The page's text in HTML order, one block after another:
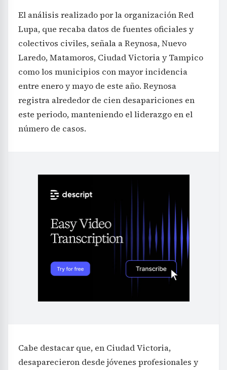
El análisis realizado por la organización Red
Lupa, que recaba datos de fuentes oficiales y
colectivos civiles, señala a Reynosa, Nuevo
Laredo, Matamoros, Ciudad Victoria y Tampico
como los municipios con mayor incidencia
entre enero y mayo de este año. Reynosa
registra alrededor de cien desapariciones en
este periodo, manteniendo el liderazgo en el
número de casos.
Cabe destacar que, en Ciudad Victoria,
desaparecieron desde jóvenes profesionales y